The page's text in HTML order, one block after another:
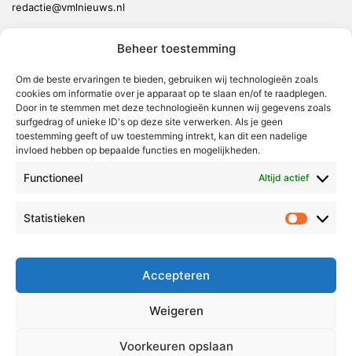
Beheer toestemming
Om de beste ervaringen te bieden, gebruiken wij technologieën zoals
cookies om informatie over je apparaat op te slaan en/of te raadplegen.
Door in te stemmen met deze technologieën kunnen wij gegevens zoals
surfgedrag of unieke ID's op deze site verwerken. Als je geen
toestemming geeft of uw toestemming intrekt, kan dit een nadelige
invloed hebben op bepaalde functies en mogelijkheden.
Functioneel Altijd actief
Statistieken
Accepteren
Weigeren
Voorkeuren opslaan
redactie@vmlnieuws.nl
Leudal
Maasgouw
Echt-Susteren
Radio & TV